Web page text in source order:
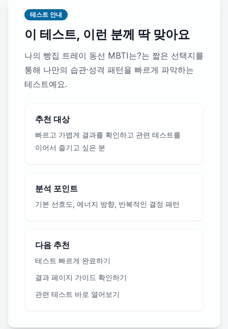
테스트 안내
이 테스트, 이런 분께 딱 맞아요
나의 빵집 트레이 동선 MBTI는?는 짧은 선택지를
통해 나만의 습관·성격 패턴을 빠르게 파악하는
테스트예요.
추천 대상
빠르고 가볍게 결과를 확인하고 관련 테스트를
이어서 즐기고 싶은 분
분석 포인트
기본 선호도, 에너지 방향, 반복적인 결정 패턴
다음 추천
테스트 빠르게 완료하기
결과 페이지 가이드 확인하기
관련 테스트 바로 열어보기